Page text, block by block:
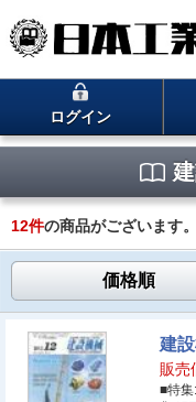
ログイン
12件の商品がございます。
価格順
建
販売
■特